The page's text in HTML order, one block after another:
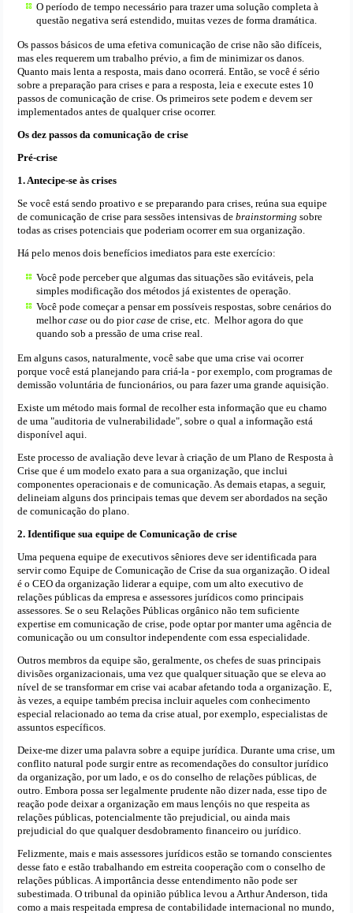
O período de tempo necessário para trazer uma solução completa à
questão negativa será estendido, muitas vezes de forma dramática.
Os passos básicos de uma efetiva comunicação de crise não são difíceis,
mas eles requerem um trabalho prévio, a fim de minimizar os danos.
Quanto mais lenta a resposta, mais dano ocorrerá. Então, se você é sério
sobre a preparação para crises e para a resposta, leia e execute estes 10
passos de comunicação de crise. Os primeiros sete podem e devem ser
implementados antes de qualquer crise ocorrer.
Os dez passos da comunicação de crise
Pré-crise
1. Antecipe-se às crises
Se você está sendo proativo e se preparando para crises, reúna sua equipe
de comunicação de crise para sessões intensivas debrainstorming sobre
todas as crises potenciais que poderiam ocorrer em sua organização.
Há pelo menos dois benefícios imediatos para este exercício:
Você pode perceber que algumas das situações são evitáveis, pela
simples modificação dos métodos já existentes de operação.
Você pode começar a pensar em possíveis respostas, sobre cenários do
melhorcase ou do piorcase de crise, etc. Melhor agora do que
quando sob a pressão de uma crise real.
Em alguns casos, naturalmente, você sabe que uma crise vai ocorrer
porque você está planejando para criá-la - por exemplo, com programas de
demissão voluntária de funcionários, ou para fazer uma grande aquisição.
Existe um método mais formal de recolher esta informação que eu chamo
de uma "auditoria de vulnerabilidade", sobre o qual a informação está
disponível aqui.
Este processo de avaliação deve levar à criação de um Plano de Resposta à
Crise que é um modelo exato para a sua organização, que inclui
componentes operacionais e de comunicação. As demais etapas, a seguir,
delineiam alguns dos principais temas que devem ser abordados na seção
de comunicação do plano.
2. Identifique sua equipe de Comunicação de crise
Uma pequena equipe de executivos sêniores deve ser identificada para
servir como Equipe de Comunicação de Crise da sua organização. O ideal
é o CEO da organização liderar a equipe, com um alto executivo de
relações públicas da empresa e assessores jurídicos como principais
assessores. Se o seu Relações Públicas orgânico não tem suficiente
expertise em comunicação de crise, pode optar por manter uma agência de
comunicação ou um consultor independente com essa especialidade.
Outros membros da equipe são, geralmente, os chefes de suas principais
divisões organizacionais, uma vez que qualquer situação que se eleva ao
nível de se transformar em crise vai acabar afetando toda a organização. E,
às vezes, a equipe também precisa incluir aqueles com conhecimento
especial relacionado ao tema da crise atual, por exemplo, especialistas de
assuntos específicos.
Deixe-me dizer uma palavra sobre a equipe jurídica. Durante uma crise, um
conflito natural pode surgir entre as recomendações do consultor jurídico
da organização, por um lado, e os do conselho de relações públicas, de
outro. Embora possa ser legalmente prudente não dizer nada, esse tipo de
reação pode deixar a organização em maus lençóis no que respeita as
relações públicas, potencialmente tão prejudicial, ou ainda mais
prejudicial do que qualquer desdobramento financeiro ou jurídico.
Felizmente, mais e mais assessores jurídicos estão se tornando conscientes
desse fato e estão trabalhando em estreita cooperação com o conselho de
relações públicas. A importância desse entendimento não pode ser
subestimada. O tribunal da opinião pública levou a Arthur Anderson, tida
como a mais respeitada empresa de contabilidade internacional no mundo,